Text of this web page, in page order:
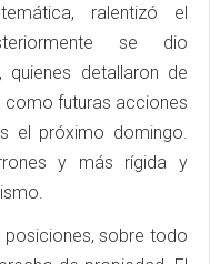
ralentizó el
se dio
detallaron de
como futuras acciones
el próximo domingo.
y más rígida y
sobre todo